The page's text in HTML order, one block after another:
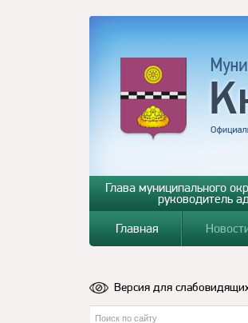
Глава муниципального
руководитель
Главная
Версия для